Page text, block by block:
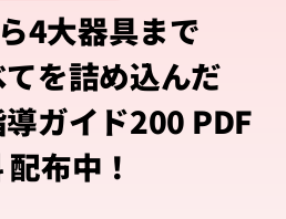
4大器具まで
を詰め込んだ
ガイド200 PDF
布中！